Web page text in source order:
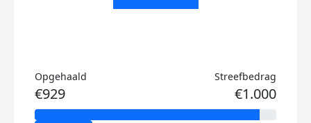
Opgehaald
€929
Streefbedrag
€1.000